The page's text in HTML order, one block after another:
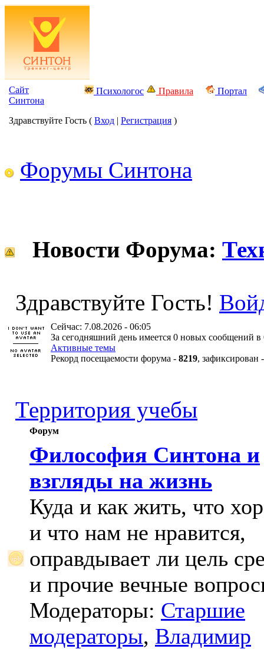
Сайт
Синтона
Психологос Правила Портал
Здравствуйте Гость ( Вход | Регистрация )
Форумы Синтона
Новости Форума:
Здравствуйте Гость!
Сейчас: 7.08.2026 - 06:05
За сегодняшний день имеется 0 новых сообщений в
Активные темы
Рекорд посещаемости форума - 8219, зафиксирован
Территория учебы
Форум
Философия Синтона и
взгляды на жизнь
Куда и как жить, что
и что нам не нравится,
оправдывает ли цель
и прочие вечные
Модераторы: Старшие
модераторы, Владимир